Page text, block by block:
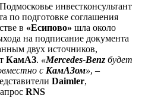
инвестконсультант
по подготовке соглашения
в «Есипово» шла около
на подписание документа
двух источников,
КамАЗ. «Mеrcedes-Benz будет
с КамАЗом», –
Daimler,
RNS